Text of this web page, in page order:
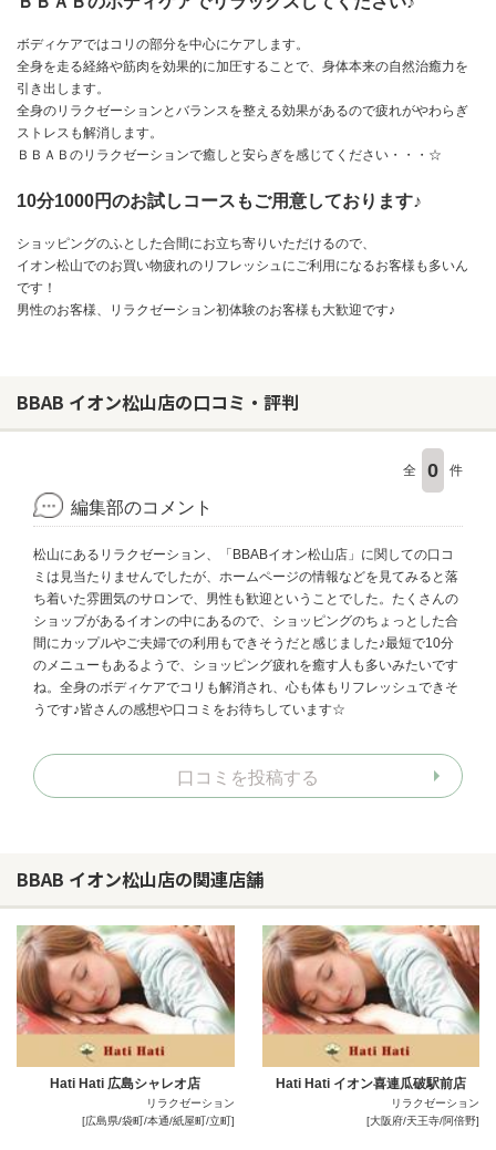
お問い合わせ
ボディケアではコリの部分を中心にケアします。
全身を走る経絡や筋肉を効果的に加圧することで、身体本来の自然治癒力を
引き出します。
全身のリラクゼーションとバランスを整える効果があるので疲れがやわらぎ
ストレスも解消します。
ＢＢＡＢのリラクゼーションで癒しと安らぎを感じてください・・・☆
10分1000円のお試しコースもご用意しております♪
ショッピングのふとした合間にお立ち寄りいただけるので、
イオン松山でのお買い物疲れのリフレッシュにご利用になるお客様も多いん
です！
男性のお客様、リラクゼーション初体験のお客様も大歓迎です♪
BBAB イオン松山店の口コミ・評判
全 0 件
編集部のコメント
松山にあるリラクゼーション、「BBABイオン松山店」に関しての口コ
ミは見当たりませんでしたが、ホームページの情報などを見てみると落
ち着いた雰囲気のサロンで、男性も歓迎ということでした。たくさんの
ショップがあるイオンの中にあるので、ショッピングのちょっとした合
間にカップルやご夫婦での利用もできそうだと感じました♪最短で10分
のメニューもあるようで、ショッピング疲れを癒す人も多いみたいです
ね。全身のボディケアでコリも解消され、心も体もリフレッシュできそ
うです♪皆さんの感想や口コミをお待ちしています☆
口コミを投稿する
BBAB イオン松山店の関連店舗
Hati Hati 広島シャレオ店
リラクゼーション
[広島県/袋町/本通/紙屋町/立町]
Hati Hati イオン喜連瓜破駅前店
リラクゼーション
[大阪府/天王寺/阿倍野]